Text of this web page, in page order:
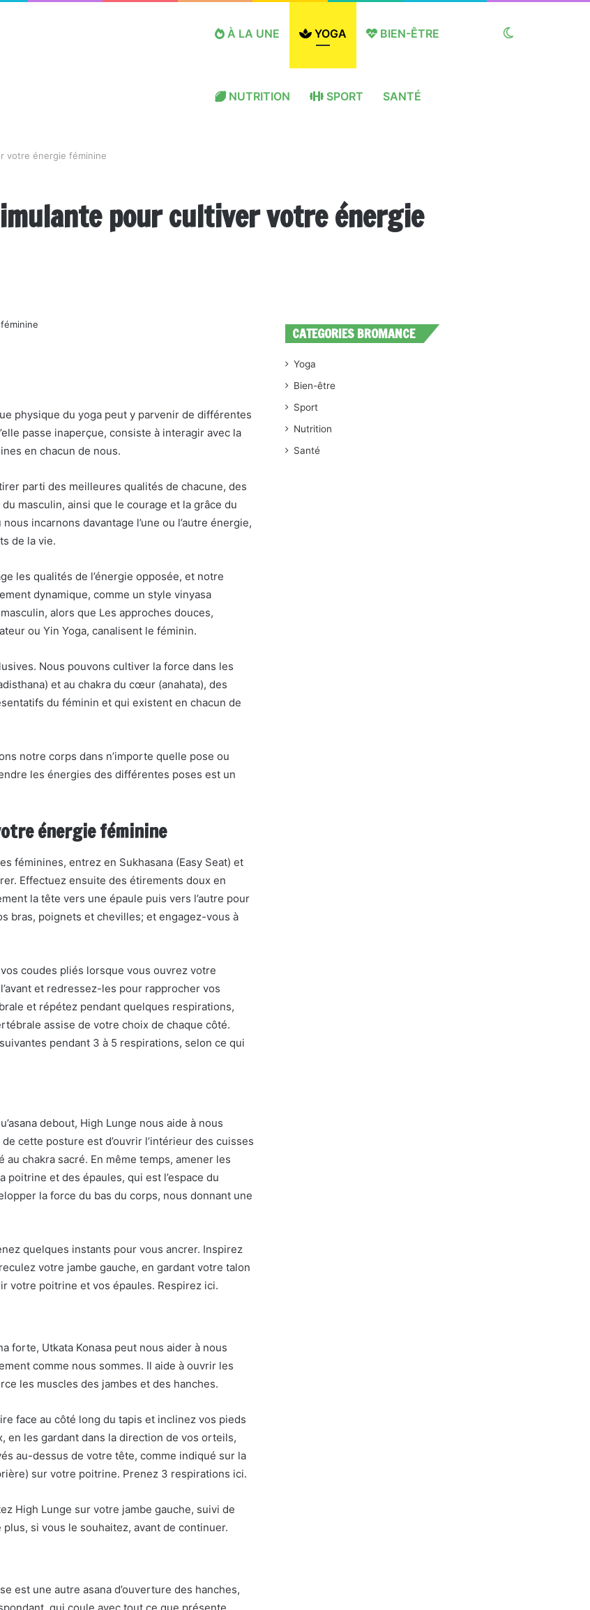
À LA UNE YOGA BIEN-ÊTRE
NUTRITION SPORT SANTÉ
votre énergie féminine
pour cultiver votre énergie
physique du yoga peut y parvenir de différentes
passe inaperçue, consiste à interagir avec la
en chacun de nous.
parti des meilleures qualités de chacune, des
masculin, ainsi que le courage et la grâce du
incarnons davantage l’une ou l’autre énergie,
de la vie.
les qualités de l’énergie opposée, et notre
dynamique, comme un style vinyasa
alors que Les approches douces,
ou Yin Yoga, canalisent le féminin.
Nous pouvons cultiver la force dans les
et au chakra du cœur (anahata), des
du féminin et qui existent en chacun de
notre corps dans n’importe quelle pose ou
les énergies des différentes poses est un
énergie féminine
féminines, entrez en Sukhasana (Easy Seat) et
Effectuez ensuite des étirements doux en
la tête vers une épaule puis vers l’autre pour
bras, poignets et chevilles; et engagez-vous à
coudes pliés lorsque vous ouvrez votre
et redressez-les pour rapprocher vos
et répétez pendant quelques respirations,
assise de votre choix de chaque côté.
pendant 3 à 5 respirations, selon ce qui
debout, High Lunge nous aide à nous
cette posture est d’ouvrir l’intérieur des cuisses
chakra sacré. En même temps, amener les
et des épaules, qui est l’espace du
la force du bas du corps, nous donnant une
quelques instants pour vous ancrer. Inspirez
votre jambe gauche, en gardant votre talon
votre poitrine et vos épaules. Respirez ici.
forte, Utkata Konasa peut nous aider à nous
comme nous sommes. Il aide à ouvrir les
les muscles des jambes et des hanches.
face au côté long du tapis et inclinez vos pieds
en les gardant dans la direction de vos orteils,
au-dessus de votre tête, comme indiqué sur la
sur votre poitrine. Prenez 3 respirations ici.
High Lunge sur votre jambe gauche, suivi de
si vous le souhaitez, avant de continuer.
est une autre asana d’ouverture des hanches,
CATEGORIES BROMANCE
Yoga
Bien-être
Sport
Nutrition
Santé